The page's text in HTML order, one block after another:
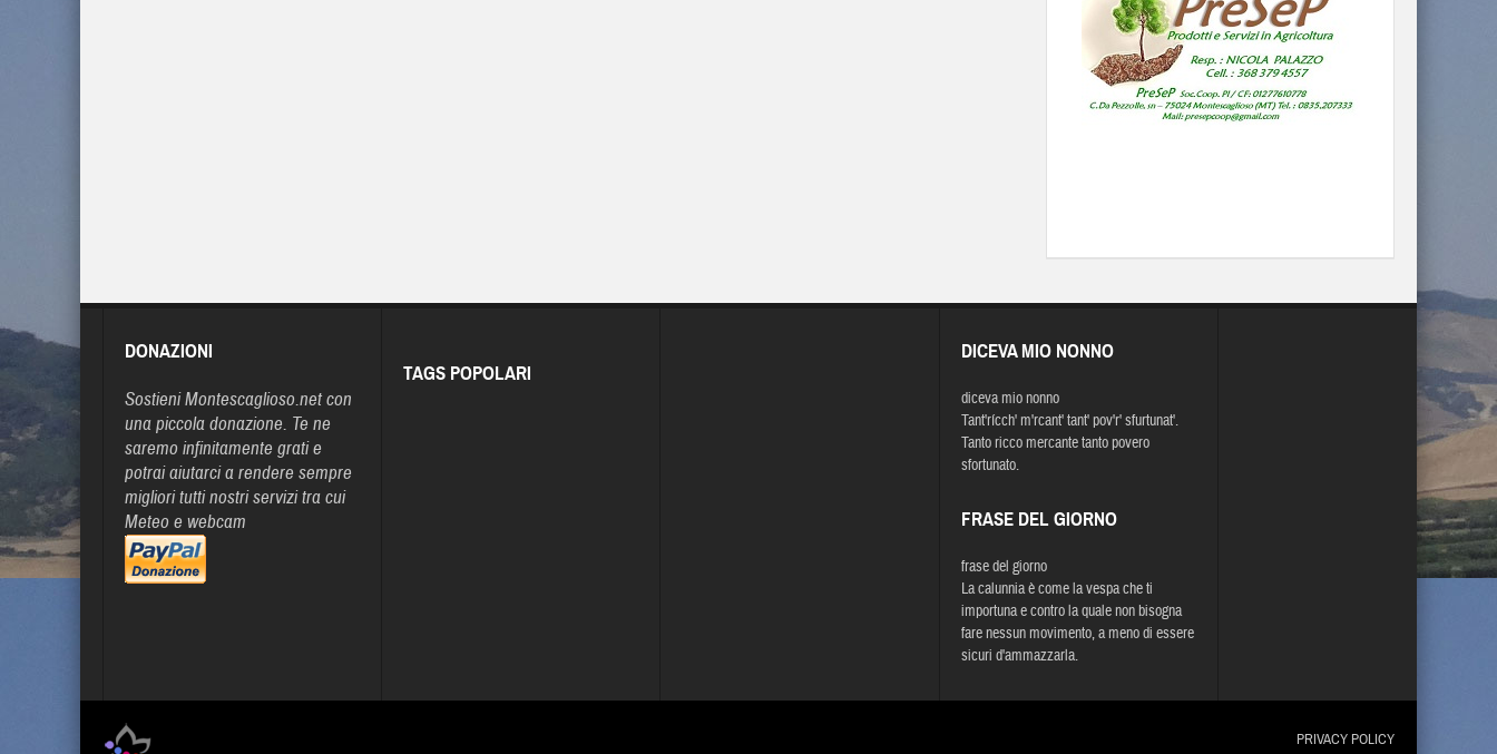
DONAZIONI
Sostieni Montescaglioso.net con
una piccola donazione. Te ne
saremo infinitamente grati e
potrai aiutarci a rendere sempre
migliori tutti nostri servizi tra cui
Meteo e webcam
TAGS POPOLARI
DICEVA MIO NONNO
diceva mio nonno
Tant'rícch' m'rcant' tant' pov'r' sfurtunat'.
Tanto ricco mercante tanto povero
sfortunato.
FRASE DEL GIORNO
frase del giorno
La calunnia è come la vespa che ti
importuna e contro la quale non bisogna
fare nessun movimento, a meno di essere
sicuri d'ammazzarla.
PRIVACY POLICY